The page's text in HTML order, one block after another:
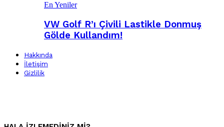
En Yeniler
VW Golf R’ı Çivili Lastikle Donmuş
Gölde Kullandım!
Hakkında
İletişim
Gizlilik